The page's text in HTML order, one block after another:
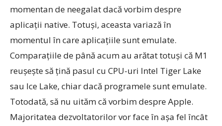
momentan de neegalat dacă vorbim despre
aplicații native. Totuși, aceasta variază în
momentul în care aplicațiile sunt emulate.
Comparațiile de până acum au arătat totuși că M1
reușește să țină pasul cu CPU-uri Intel Tiger Lake
sau Ice Lake, chiar dacă programele sunt emulate.
Totodată, să nu uităm că vorbim despre Apple.
Majoritatea dezvoltatorilor vor face în așa fel încât